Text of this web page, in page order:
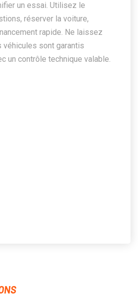
un essai. Utilisez le
réserver la voiture,
rapide. Ne laissez
sont garantis
un contrôle technique valable.